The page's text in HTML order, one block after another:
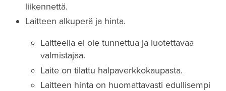
liikennettä.
Laitteen alkuperä ja hinta.
Laitteella ei ole tunnettua ja luotettavaa
valmistajaa.
Laite on tilattu halpaverkkokaupasta.
Laitteen hinta on huomattavasti edullisempi